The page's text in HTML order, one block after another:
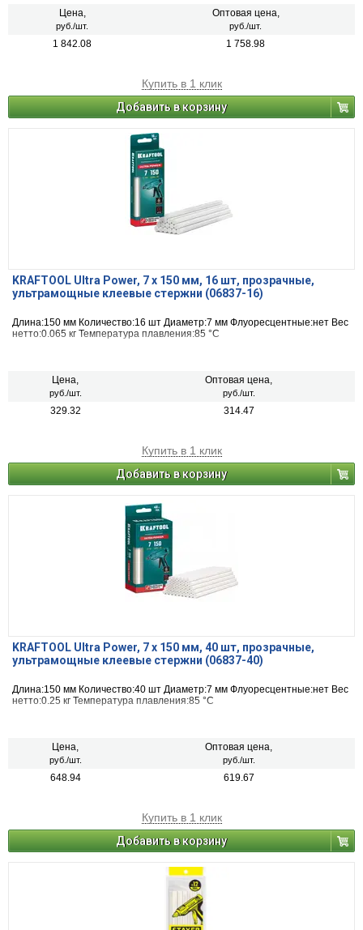
Цена,
руб./шт.
Оптовая цена,
руб./шт.
1 842.08 1 758.98
Купить в 1 клик
Добавить в корзину
KRAFTOOL Ultra Power, 7 х 150 мм, 16 шт, прозрачные,
ультрамощные клеевые стержни (06837-16)
Длина:150 мм Количество:16 шт Диаметр:7 мм Флуоресцентные:нет Вес
нетто:0.065 кг Температура плавления:85 °С
Цена,
руб./шт.
Оптовая цена,
руб./шт.
329.32 314.47
Купить в 1 клик
Добавить в корзину
KRAFTOOL Ultra Power, 7 х 150 мм, 40 шт, прозрачные,
ультрамощные клеевые стержни (06837-40)
Длина:150 мм Количество:40 шт Диаметр:7 мм Флуоресцентные:нет Вес
нетто:0.25 кг Температура плавления:85 °С
Цена,
руб./шт.
Оптовая цена,
руб./шт.
648.94 619.67
Купить в 1 клик
Добавить в корзину